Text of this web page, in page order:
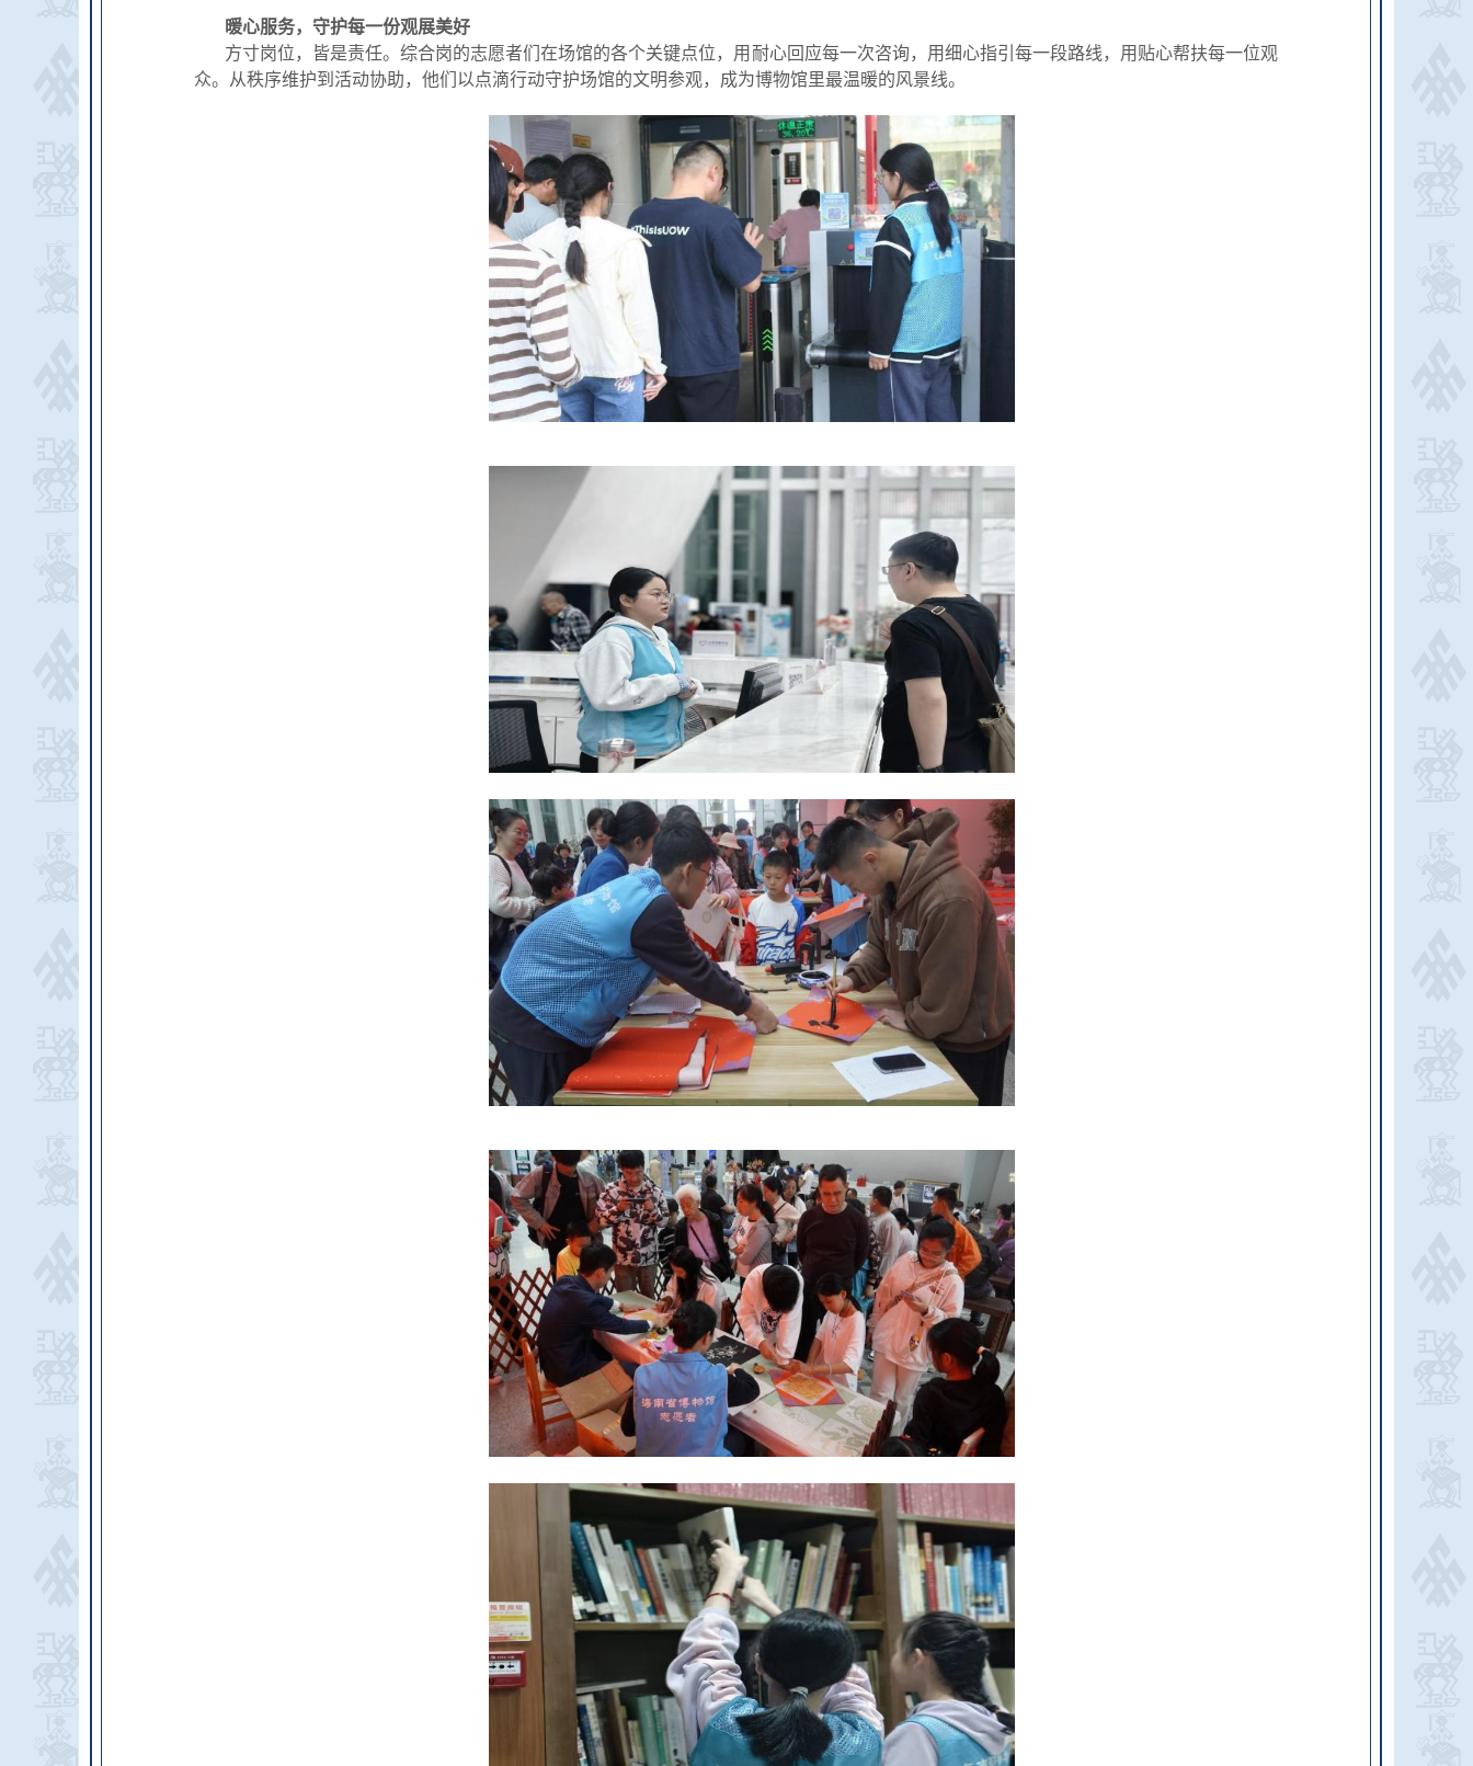
暖心服务，守护每一份观展美好
方寸岗位，皆是责任。综合岗的志愿者们在场馆的各个关键点位，用耐心回应每一次咨询，用细心指引每一段路线，用贴心帮扶每一位观
众。从秩序维护到活动协助，他们以点滴行动守护场馆的文明参观，成为博物馆里最温暖的风景线。